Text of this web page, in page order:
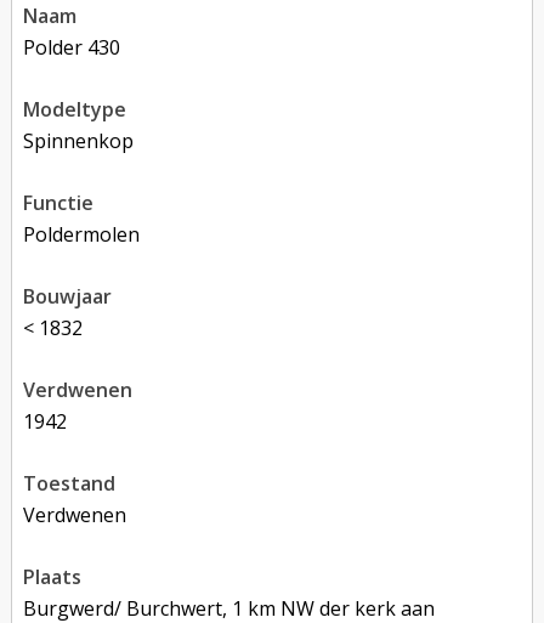
naam
Polder 430
modeltype
Spinnenkop
functie
poldermolen
bouwjaar
< 1832
verdwenen
1942
toestand
verdwenen
plaats
Burgwerd/ Burchwert, 1 km NW der kerk aan